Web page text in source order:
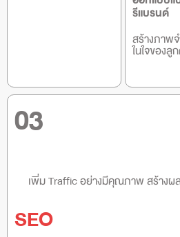
รีแบรนด์
สร้างภาพ
ในใจของลู
03
เพิ่ม Traffic อย่างมีคุณภาพ สร้างผ
SEO